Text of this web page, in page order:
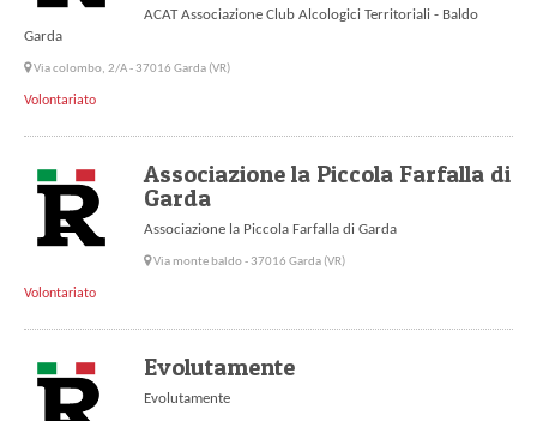
ACAT Associazione Club Alcologici Territoriali - Baldo
Garda
Via colombo, 2/A - 37016 Garda (VR)
Volontariato
Associazione la Piccola Farfalla di
Garda
Associazione la Piccola Farfalla di Garda
Via monte baldo - 37016 Garda (VR)
Volontariato
Evolutamente
Evolutamente